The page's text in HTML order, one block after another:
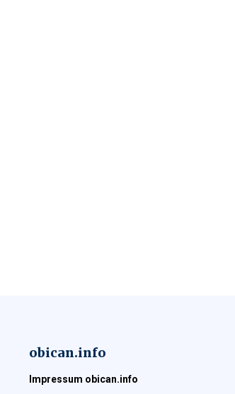
obican.info
Impressum obican.info